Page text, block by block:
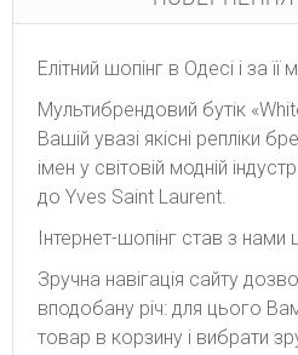
Елітний шопінг в Одесі і за
Мультибрендовий бутік
Вашій увазі якісні репліки
імен у світовій модній
до Yves Saint Laurent.
Інтернет-шопінг став з
Зручна навігація сайту
вподобану річ: для цього
товар в корзину і вибрати